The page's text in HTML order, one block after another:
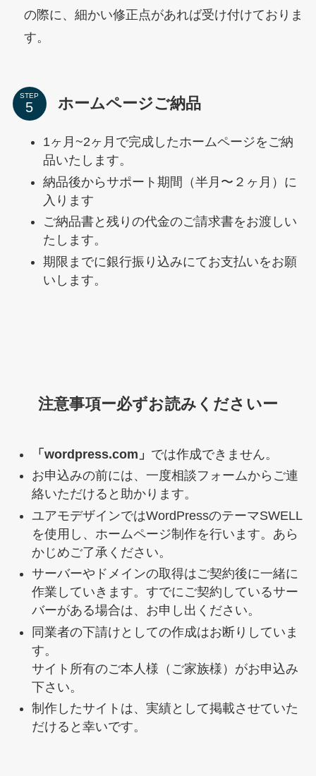
の際に、細かい修正点があれば受け付けておりま
す。
STEP ホームページご納品
1ヶ月~2ヶ月で完成したホームページをご納
品いたします。
納品後からサポート期間（半月〜２ヶ月）に
入ります
ご納品書と残りの代金のご請求書をお渡しい
たします。
期限までに銀行振り込みにてお支払いをお願
いします。
注意事項ー必ずお読みくださいー
「wordpress.com」 では作成できません。
お申込みの前には、一度相談フォームからご連
絡いただけると助かります。
ユアモデザインではWordPressのテーマSWELL
を使用し、ホームページ制作を行います。あら
かじめご了承ください。
サーバーやドメインの取得はご契約後に一緒に
作業していきます。すでにご契約しているサー
バーがある場合は、お申し出ください。
同業者の下請けとしての作成はお断りしていま
す。
サイト所有のご本人様（ご家族様）がお申込み
下さい。
制作したサイトは、実績として掲載させていた
だけると幸いです。